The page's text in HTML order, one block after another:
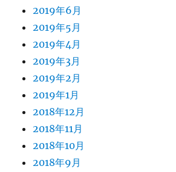
2019年6月
2019年5月
2019年4月
2019年3月
2019年2月
2019年1月
2018年12月
2018年11月
2018年10月
2018年9月